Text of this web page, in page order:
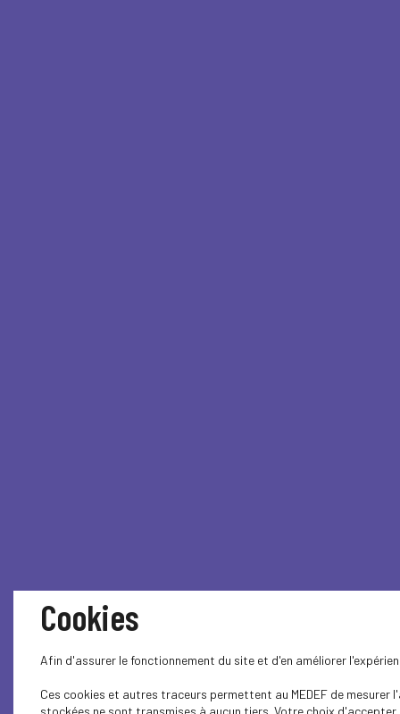
Cookies
Afin d'assurer le fonctionnement du site et d'en améliorer
Ces cookies et autres traceurs permettent au MEDEF de
stockées ne sont transmises à aucun tiers. Votre choix